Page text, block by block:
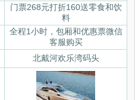
门票268元打折160送零食和饮
料
全程1小时，包厢和优惠票微信
客服购买
北戴河欢乐湾码头